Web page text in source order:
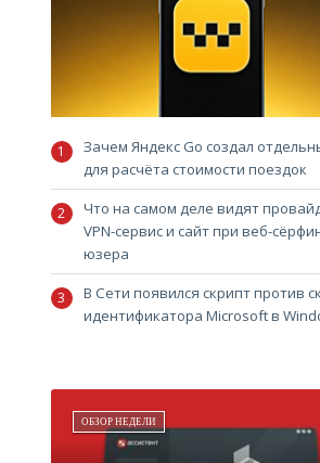
Зачем Яндекс Go создал
для расчёта стоимости поездок
Что на самом деле видят
VPN-сервис и сайт при веб-
юзера
В Сети появился скрипт против
идентификатора Microsoft в
ОБЗОР НЕДЕЛИ